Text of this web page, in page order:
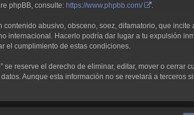
phpBB, consulte: https://www.phpbb.com/
contenido abusivo, obsceno, soez, difamatorio, que
internacional. Hacerlo podría dar lugar a tu expulsión
el cumplimiento de estas condiciones.
se reserve el derecho de eliminar, editar, mover o
Aunque esta información no se revelará a terceros